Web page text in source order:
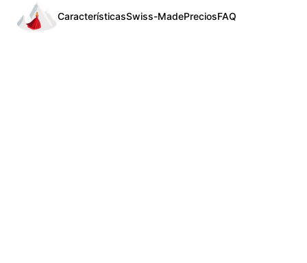
CaracterísticasSwiss-MadePreciosFAQ